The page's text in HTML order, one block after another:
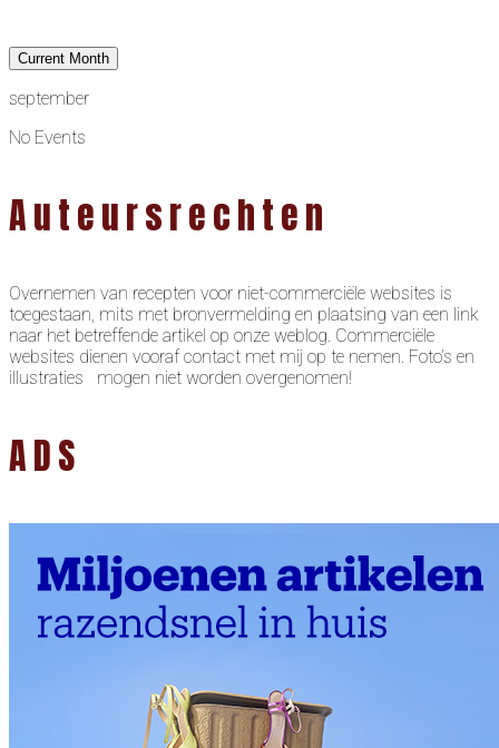
Current Month
september
No Events
Auteursrechten
Overnemen van recepten voor niet-commerciële websites is
toegestaan, mits met bronvermelding en plaatsing van een link
naar het betreffende artikel op onze weblog. Commerciële
websites dienen vooraf contact met mij op te nemen. Foto’s en
illustraties mogen niet worden overgenomen!
ADS